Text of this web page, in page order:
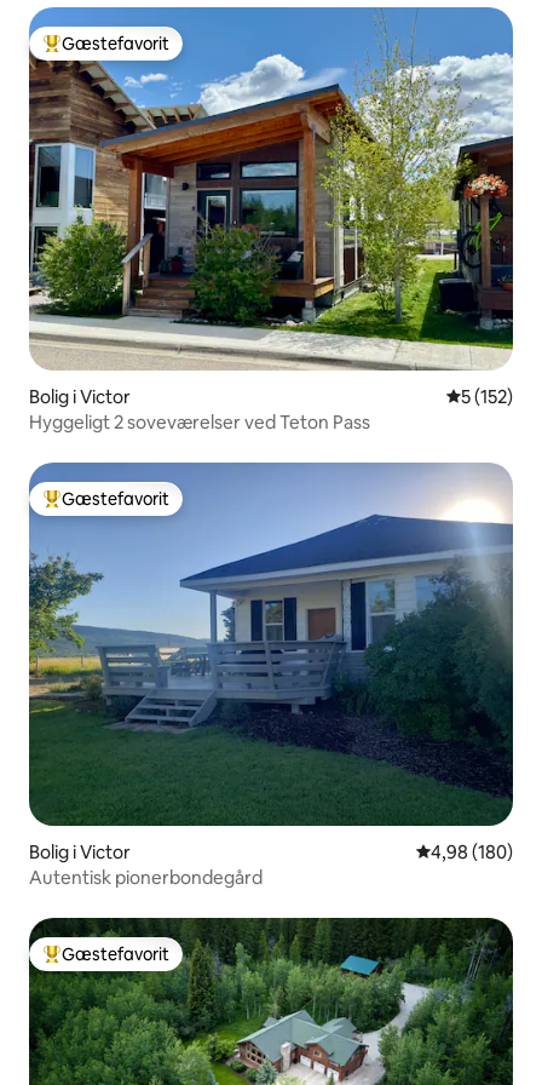
Bedste gæstefavorit
Gæstefavorit
Bolig i Victor 5 ud af 5 i
5 (152)
Hyggeligt 2 soveværelser ved Teton Pass
Bedste gæstefavorit
Gæstefavorit
Bolig i Victor 4,98 ud af 5 i
4,98 (180)
Autentisk pionerbondegård
Bedste gæstefavorit
Gæstefavorit